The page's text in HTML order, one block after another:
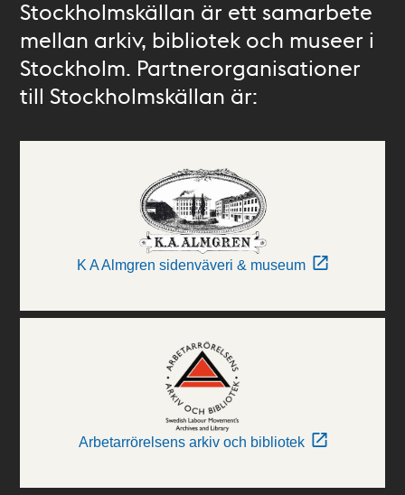
Stockholmskällan är ett samarbete
mellan arkiv, bibliotek och museer i
Stockholm. Partnerorganisationer
till Stockholmskällan är:
K A Almgren sidenväveri & museum
Arbetarrörelsens arkiv och bibliotek